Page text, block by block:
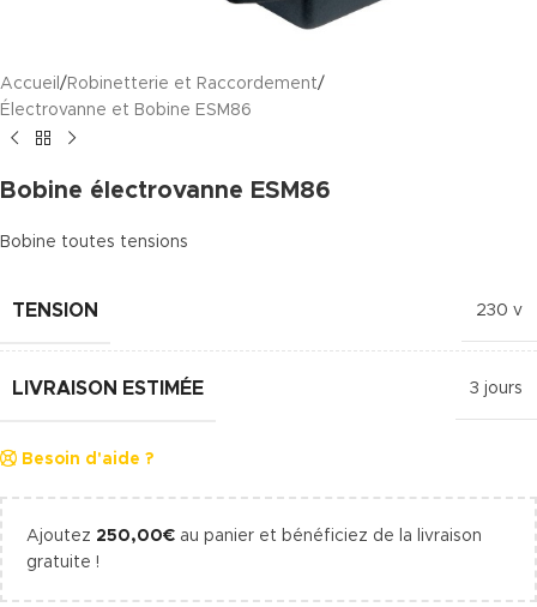
Accueil / Robinetterie et Raccordement/
Électrovanne et Bobine ESM86
Bobine électrovanne ESM86
Bobine toutes tensions
TENSION 230 v
LIVRAISON ESTIMÉE 3 jours
Besoin d'aide ?
Ajoutez 250,00€ au panier et bénéficiez de la livraison
gratuite !